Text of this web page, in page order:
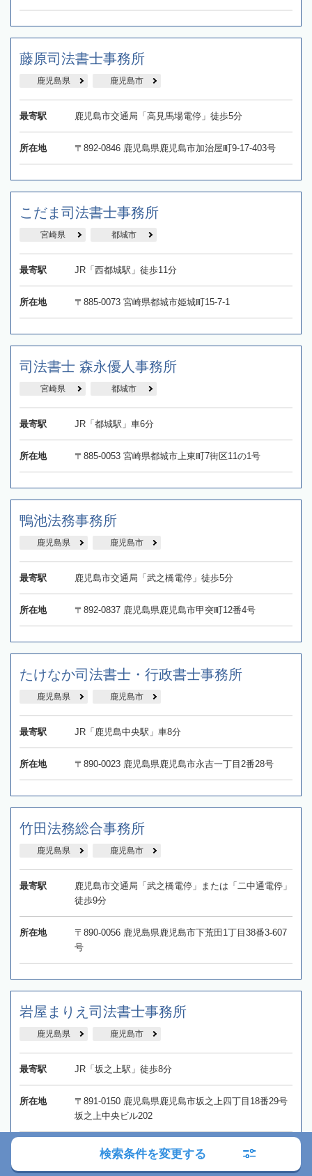
藤原司法書士事務所
鹿児島県 鹿児島市
最寄駅 鹿児島市交通局「高見馬場電停」徒歩5分
所在地 〒892-0846 鹿児島県鹿児島市加治屋町9-17-403号
こだま司法書士事務所
宮崎県 都城市
最寄駅 JR「西都城駅」徒歩11分
所在地 〒885-0073 宮崎県都城市姫城町15-7-1
司法書士 森永優人事務所
宮崎県 都城市
最寄駅 JR「都城駅」車6分
所在地 〒885-0053 宮崎県都城市上東町7街区11の1号
鴨池法務事務所
鹿児島県 鹿児島市
最寄駅 鹿児島市交通局「武之橋電停」徒歩5分
所在地 〒892-0837 鹿児島県鹿児島市甲突町12番4号
たけなか司法書士・行政書士事務所
鹿児島県 鹿児島市
最寄駅 JR「鹿児島中央駅」車8分
所在地 〒890-0023 鹿児島県鹿児島市永吉一丁目2番28号
竹田法務総合事務所
鹿児島県 鹿児島市
最寄駅
鹿児島市交通局「武之橋電停」または「二中通電停」
徒歩9分
所在地
〒890-0056 鹿児島県鹿児島市下荒田1丁目38番3-607
号
岩屋まりえ司法書士事務所
鹿児島県 鹿児島市
最寄駅 JR「坂之上駅」徒歩8分
所在地
〒891-0150 鹿児島県鹿児島市坂之上四丁目18番29号
坂之上中央ビル202
検索条件を変更する